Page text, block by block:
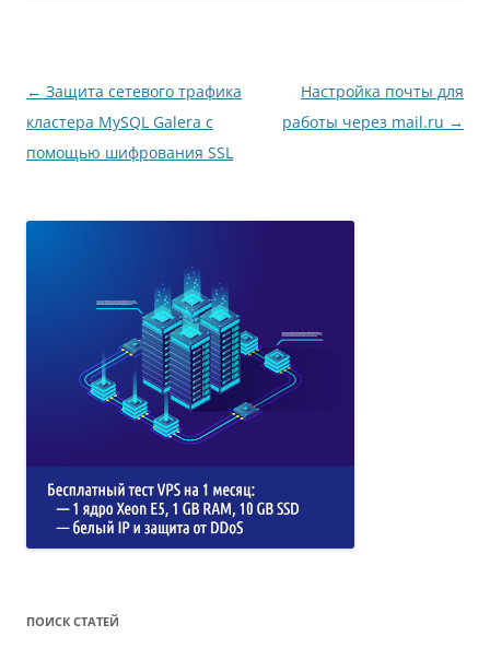
ni
ki
al т
ь
Навигация
по
записям
← Защита сетевого трафика
кластера MySQL Galera с
помощью шифрования SSL
Настройка почты для
работы через mail.ru →
ПОИСК СТАТЕЙ